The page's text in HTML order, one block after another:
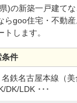
)の新築一戸建て
らgoo住宅・不動
します。
条件
鉄名古屋本線（美
DK/LDK ･･･